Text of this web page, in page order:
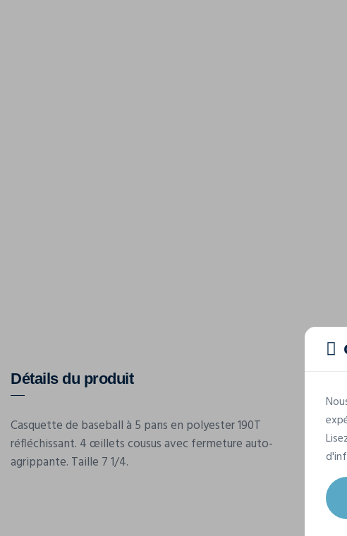
Détails du produit
Casquette de baseball à 5 pans en polyester 190T
réfléchissant. 4 œillets cousus avec fermeture auto-
agrippante. Taille 7 1/4.